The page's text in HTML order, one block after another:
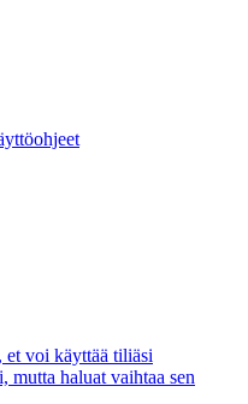
et voi käyttää tiliäsi
mutta haluat vaihtaa sen